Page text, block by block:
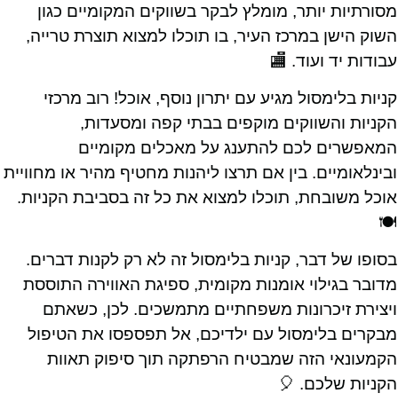
מסורתיות יותר, מומלץ לבקר בשווקים המקומיים כגון
השוק הישן במרכז העיר, בו תוכלו למצוא תוצרת טרייה,
עבודות יד ועוד. 🏬
קניות בלימסול מגיע עם יתרון נוסף, אוכל! רוב מרכזי
הקניות והשווקים מוקפים בבתי קפה ומסעדות,
המאפשרים לכם להתענג על מאכלים מקומיים
ובינלאומיים. בין אם תרצו ליהנות מחטיף מהיר או מחוויית
אוכל משובחת, תוכלו למצוא את כל זה בסביבת הקניות.
🍽️
בסופו של דבר, קניות בלימסול זה לא רק לקנות דברים.
מדובר בגילוי אומנות מקומית, ספיגת האווירה התוססת
ויצירת זיכרונות משפחתיים מתמשכים. לכן, כשאתם
מבקרים בלימסול עם ילדיכם, אל תפספסו את הטיפול
הקמעונאי הזה שמבטיח הרפתקה תוך סיפוק תאוות
הקניות שלכם. 🎈